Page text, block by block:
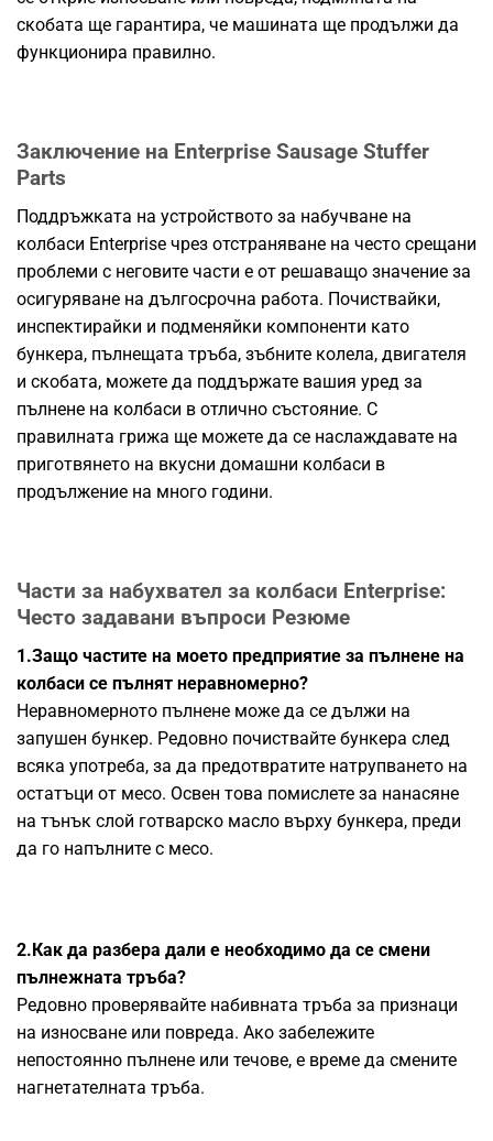
скобата ще гарантира, че машината ще продължи да
функционира правилно.
Заключение на Enterprise Sausage Stuffer
Parts
Поддръжката на устройството за набучване на
колбаси Enterprise чрез отстраняване на често срещани
проблеми с неговите части е от решаващо значение за
осигуряване на дългосрочна работа. Почиствайки,
инспектирайки и подменяйки компоненти като
бункера, пълнещата тръба, зъбните колела, двигателя
и скобата, можете да поддържате вашия уред за
пълнене на колбаси в отлично състояние. С
правилната грижа ще можете да се наслаждавате на
приготвянето на вкусни домашни колбаси в
продължение на много години.
Части за набухвател за колбаси Enterprise:
Често задавани въпроси Резюме
1.Защо частите на моето предприятие за пълнене на
колбаси се пълнят неравномерно?
Неравномерното пълнене може да се дължи на
запушен бункер. Редовно почиствайте бункера след
всяка употреба, за да предотвратите натрупването на
остатъци от месо. Освен това помислете за нанасяне
на тънък слой готварско масло върху бункера, преди
да го напълните с месо.
2.Как да разбера дали е необходимо да се смени
пълнежната тръба?
Редовно проверявайте набивната тръба за признаци
на износване или повреда. Ако забележите
непостоянно пълнене или течове, е време да смените
нагнетателната тръба.